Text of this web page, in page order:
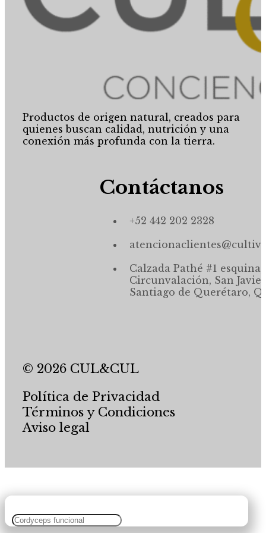
Productos de origen natural, creados para
quienes buscan calidad, nutrición y una
conexión más profunda con la tierra.
Contáctanos
+52 442 202 2328
Calzada Pathé #1 esquina,
Circunvalación, San
Santiago de Querétaro,
© 2026 CUL&CUL
Política de Privacidad
Términos y Condiciones
Aviso legal